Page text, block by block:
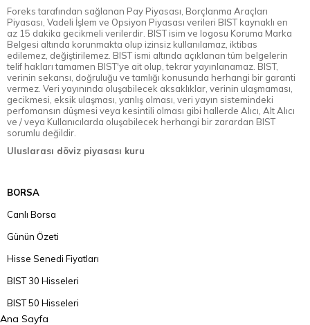
Foreks tarafından sağlanan Pay Piyasası, Borçlanma Araçları
Piyasası, Vadeli İşlem ve Opsiyon Piyasası verileri BIST kaynaklı en
az 15 dakika gecikmeli verilerdir. BIST isim ve logosu Koruma Marka
Belgesi altında korunmakta olup izinsiz kullanılamaz, iktibas
edilemez, değiştirilemez. BIST ismi altında açıklanan tüm belgelerin
telif hakları tamamen BIST'ye ait olup, tekrar yayınlanamaz. BIST,
verinin sekansı, doğruluğu ve tamlığı konusunda herhangi bir garanti
vermez. Veri yayınında oluşabilecek aksaklıklar, verinin ulaşmaması,
gecikmesi, eksik ulaşması, yanlış olması, veri yayın sistemindeki
perfomansın düşmesi veya kesintili olması gibi hallerde Alıcı, Alt Alıcı
ve / veya Kullanıcılarda oluşabilecek herhangi bir zarardan BIST
sorumlu değildir.
Uluslarası döviz piyasası kuru
BORSA
Canlı Borsa
Günün Özeti
Hisse Senedi Fiyatları
BIST 30 Hisseleri
BIST 50 Hisseleri
Ana Sayfa